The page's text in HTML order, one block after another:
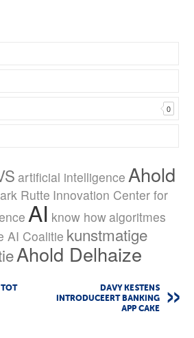
0
artificial intelligence Ahold
Rutte Innovation Center for
AI know howalgoritmes
AI Coalitie kunstmatige
Ahold Delhaize
DAVY KESTENS
INTRODUCEERT BANKING
APP CAKE